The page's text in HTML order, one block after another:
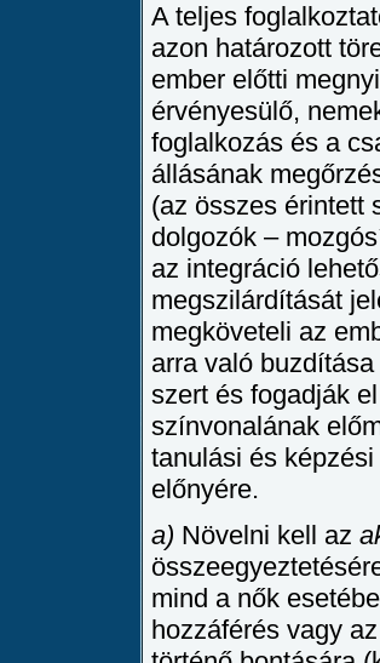
A teljes
azon határozott
ember előtti
érvényesülő,
foglalkozás és a
állásának
(az összes érintett
dolgozók –
az integráció
megszilárdítását
megköveteli az
arra való
szert és fogadják
színvonalának
tanulási és
előnyére.
a) Növelni kell az
mind a nők
hozzáférés vagy